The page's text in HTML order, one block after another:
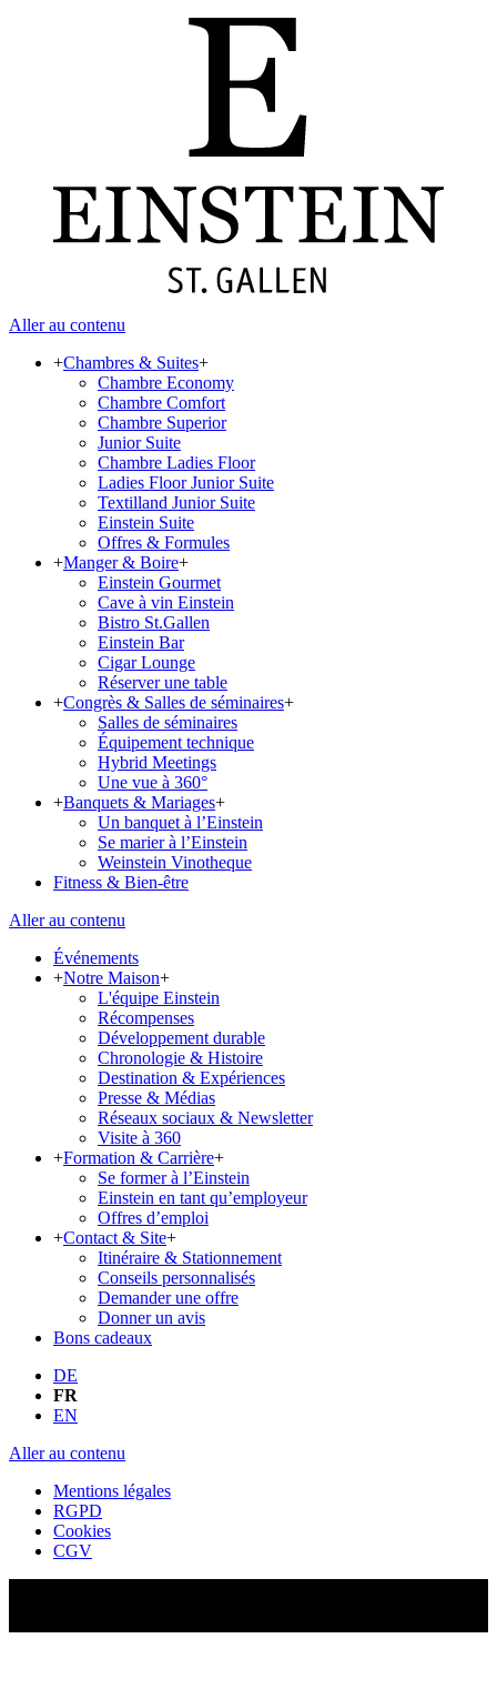
Aller au contenu
+Chambres & Suites+
Chambre Economy
Chambre Comfort
Chambre Superior
Junior Suite
Chambre Ladies Floor
Ladies Floor Junior Suite
Textilland Junior Suite
Einstein Suite
Offres & Formules
+Manger & Boire+
Einstein Gourmet
Cave à vin Einstein
Bistro St.Gallen
Einstein Bar
Cigar Lounge
Réserver une table
+Congrès & Salles de séminaires+
Salles de séminaires
Équipement technique
Hybrid Meetings
Une vue à 360°
+Banquets & Mariages+
Un banquet à l’Einstein
Se marier à l’Einstein
Weinstein Vinotheque
Fitness & Bien-être
Aller au contenu
Événements
+Notre Maison+
L'équipe Einstein
Récompenses
Développement durable
Chronologie & Histoire
Destination & Expériences
Presse & Médias
Réseaux sociaux & Newsletter
Visite à 360
+Formation & Carrière+
Se former à l’Einstein
Einstein en tant qu’employeur
Offres d’emploi
+Contact & Site+
Itinéraire & Stationnement
Conseils personnalisés
Demander une offre
Donner un avis
Bons cadeaux
DE
FR
EN
Aller au contenu
Mentions légales
RGPD
Cookies
CGV